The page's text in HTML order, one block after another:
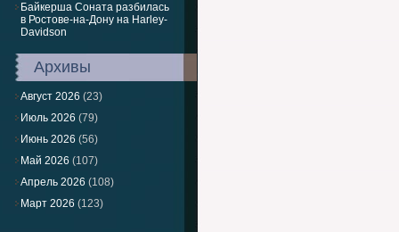
Байкерша Соната разбилась
в Ростове-на-Дону на Harley-
Davidson
Архивы
Август 2026 (23)
Июль 2026 (79)
Июнь 2026 (56)
Май 2026 (107)
Апрель 2026 (108)
Март 2026 (123)